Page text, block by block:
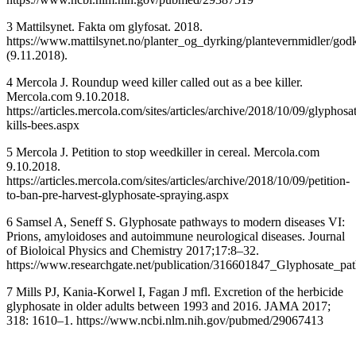
3 Mattilsynet. Fakta om glyfosat. 2018.
https://www.mattilsynet.no/planter_og_dyrking/plantevernmidler/
(9.11.2018).
4 Mercola J. Roundup weed killer called out as a bee killer.
Mercola.com 9.10.2018.
https://articles.mercola.com/sites/articles/archive/2018/10/09/
kills-bees.aspx
5 Mercola J. Petition to stop weedkiller in cereal. Mercola.com
9.10.2018.
https://articles.mercola.com/sites/articles/archive/2018/10/09/petition-
to-ban-pre-harvest-glyphosate-spraying.aspx
6 Samsel A, Seneff S. Glyphosate pathways to modern diseases VI:
Prions, amyloidoses and autoimmune neurological diseases. Journal
of Bioloical Physics and Chemistry 2017;17:8–32.
https://www.researchgate.net/publication/
7 Mills PJ, Kania-Korwel I, Fagan J mfl. Excretion of the herbicide
glyphosate in older adults between 1993 and 2016. JAMA 2017;
318: 1610–1. https://www.ncbi.nlm.nih.gov/pubmed/29067413